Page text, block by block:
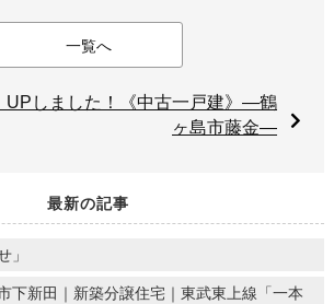
一覧へ
UPしました！《中古一戸建》―鶴
ヶ島市藤金―
最新の記事
」
下新田｜新築分譲住宅｜東武東上線「一本